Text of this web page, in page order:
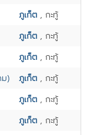
ภูเก็ต , กะทู้
ภูเก็ต , กะทู้
ภูเก็ต , กะทู้
ม)
ภูเก็ต , กะทู้
ภูเก็ต , กะทู้
ภูเก็ต , กะทู้